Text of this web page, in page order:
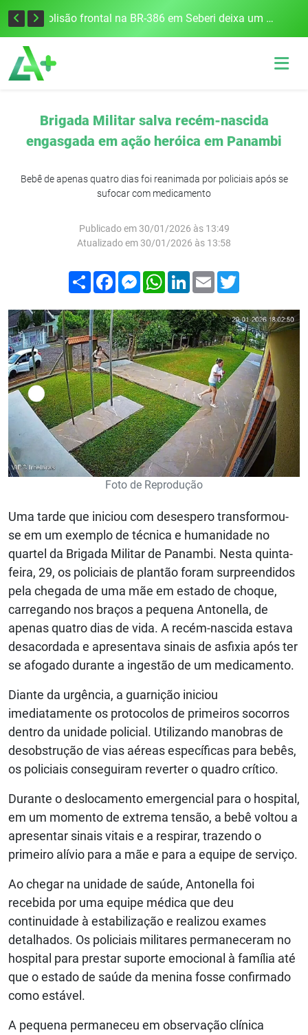
União Frederiquense vence o Gramadense fora de casa e assume a terceira posição na Divisão de Acesso Colisão frontal na BR-386 em Seberi deixa um morto e quatro feridos
Brigada Militar salva recém-nascida
engasgada em ação heróica em Panambi
Bebê de apenas quatro dias foi reanimada por policiais após se
sufocar com medicamento
Publicado em 30/01/2026 às 13:49
Atualizado em 30/01/2026 às 13:58
Compartilhar
FacebookMessenger
WhatsApp
LinkedIn
Email
Foto de Reprodução
Uma tarde que iniciou com desespero transformou-
se em um exemplo de técnica e humanidade no
quartel da Brigada Militar de Panambi. Nesta quinta-
feira, 29, os policiais de plantão foram surpreendidos
pela chegada de uma mãe em estado de choque,
carregando nos braços a pequena Antonella, de
apenas quatro dias de vida. A recém-nascida estava
desacordada e apresentava sinais de asfixia após ter
se afogado durante a ingestão de um medicamento.
Diante da urgência, a guarnição iniciou
imediatamente os protocolos de primeiros socorros
dentro da unidade policial. Utilizando manobras de
desobstrução de vias aéreas específicas para bebês,
os policiais conseguiram reverter o quadro crítico.
Durante o deslocamento emergencial para o hospital,
em um momento de extrema tensão, a bebê voltou a
apresentar sinais vitais e a respirar, trazendo o
primeiro alívio para a mãe e para a equipe de serviço.
Ao chegar na unidade de saúde, Antonella foi
recebida por uma equipe médica que deu
continuidade à estabilização e realizou exames
detalhados. Os policiais militares permaneceram no
hospital para prestar suporte emocional à família até
que o estado de saúde da menina fosse confirmado
como estável.
A pequena permaneceu em observação clínica